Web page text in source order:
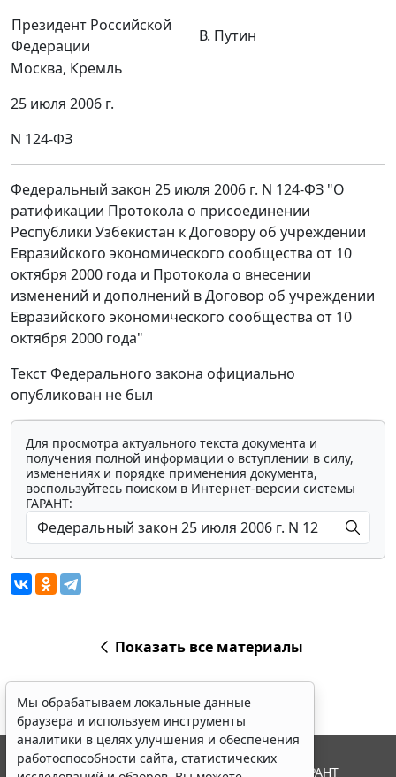
Президент Российской
Федерации
В. Путин
Москва, Кремль
25 июля 2006 г.
N 124-ФЗ
Федеральный закон 25 июля 2006 г. N 124-ФЗ "О
ратификации Протокола о присоединении
Республики Узбекистан к Договору об учреждении
Евразийского экономического сообщества от 10
октября 2000 года и Протокола о внесении
изменений и дополнений в Договор об учреждении
Евразийского экономического сообщества от 10
октября 2000 года"
Текст Федерального закона официально
опубликован не был
Для просмотра актуального текста документа и
получения полной информации о вступлении в силу,
изменениях и порядке применения документа,
воспользуйтесь поиском в Интернет-версии системы
ГАРАНТ:
Показать все материалы
Мы обрабатываем локальные данные
браузера и используем инструменты
аналитики в целях улучшения и обеспечения
работоспособности сайта, статистических
© ООО "НПП "ГАРАНТ-СЕРВИС", 2026. Система ГАРАНТ